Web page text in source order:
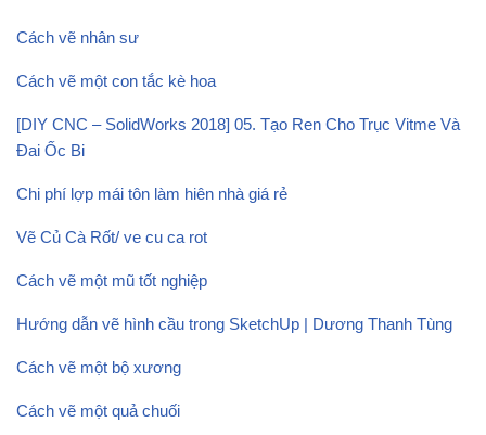
Cách vẽ nhân sư
Cách vẽ một con tắc kè hoa
[DIY CNC – SolidWorks 2018] 05. Tạo Ren Cho Trục Vitme Và
Đai Ốc Bi
Chi phí lợp mái tôn làm hiên nhà giá rẻ
Vẽ Củ Cà Rốt/ ve cu ca rot
Cách vẽ một mũ tốt nghiệp
Hướng dẫn vẽ hình cầu trong SketchUp | Dương Thanh Tùng
Cách vẽ một bộ xương
Cách vẽ một quả chuối